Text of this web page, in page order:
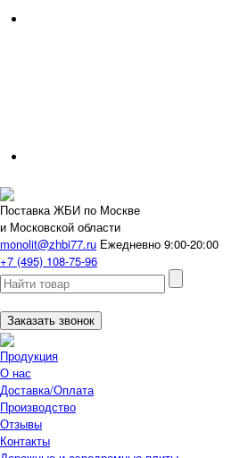
Поставка ЖБИ по Москве
и Московской области
monolit@zhbi77.ru Ежедневно 9:00-20:00
+7 (495) 108-75-96
Заказать звонок
Продукция
О нас
Доставка/Оплата
Производство
Отзывы
Контакты